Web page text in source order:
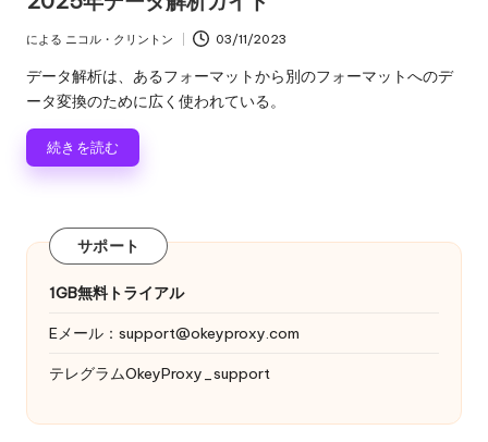
ゴ
リ
投
稿
による ニコル・クリントン 03/11/2023
データ解析は、あるフォーマットから別のフォーマットへのデ
ータ変換のために広く使われている。
続きを読む
サポート
1GB無料トライアル
Eメール： support@okeyproxy.com
テレグラムOkeyProxy_support